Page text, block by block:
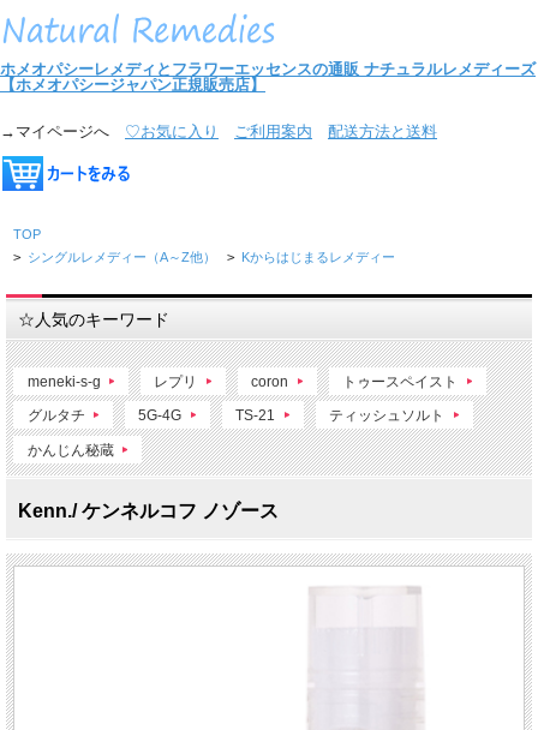
ホメオパシーレメディとフラワーエッセンスの通販 ナチュラルレメディーズ
【ホメオパシージャパン正規販売店】
→マイページへ ♡お気に入り ご利用案内 配送方法と送料
TOP
> シングルレメディー（A～Z他） > Kからはじまるレメディー
☆人気のキーワード
meneki-s-g レプリ coron トゥースペイスト
グルタチ 5G-4G TS-21 ティッシュソルト
かんじん秘蔵
Kenn./ ケンネルコフ ノゾース